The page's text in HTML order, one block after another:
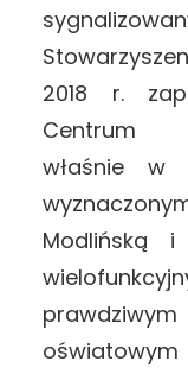
2018 r.
Centrum
właśnie w
Modlińską i